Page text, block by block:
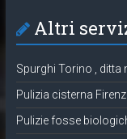
Altri
Spurghi Torino ,
Pulizia cisterna
Pulizie fosse